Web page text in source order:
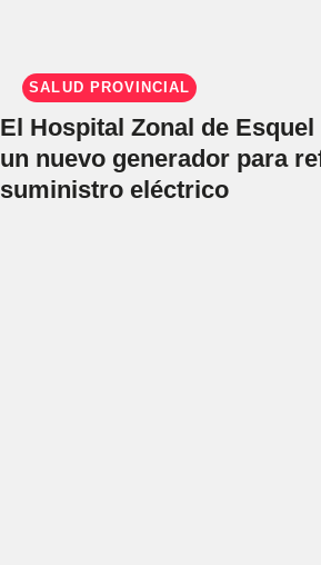
SALUD PROVINCIAL
El Hospital Zonal de
un nuevo generador para
suministro eléctrico